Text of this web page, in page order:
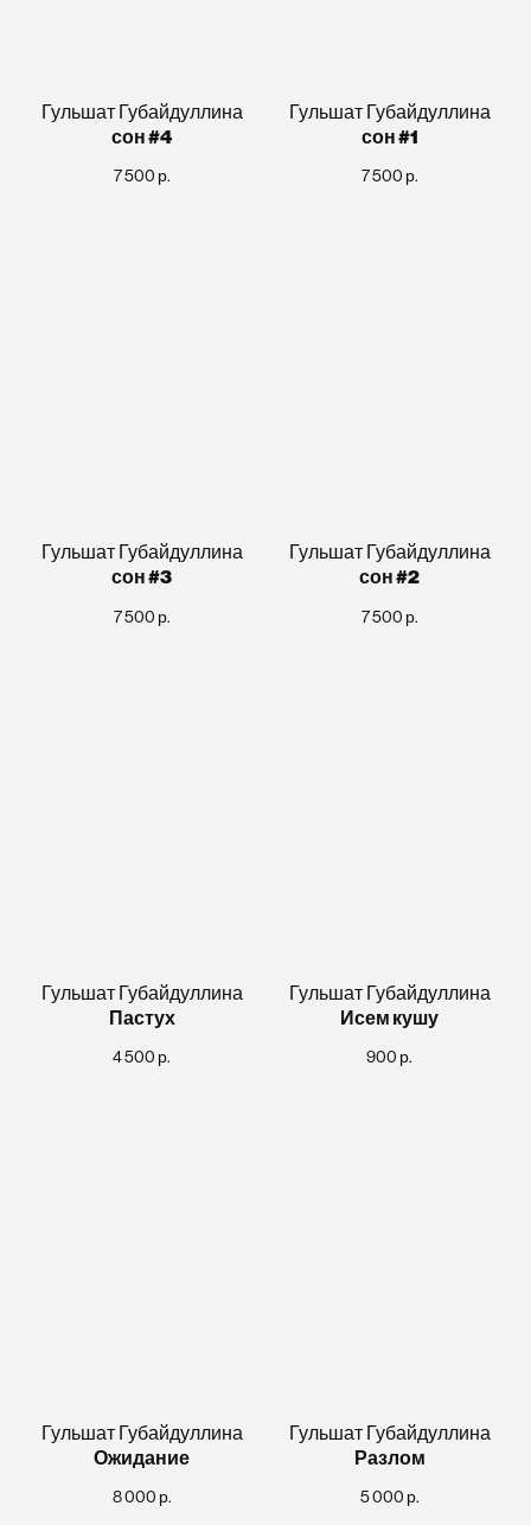
Гульшат Губайдуллина
сон #4
7 500 р.
Гульшат Губайдуллина
сон #1
7 500 р.
Гульшат Губайдуллина
сон #3
7 500 р.
Гульшат Губайдуллина
сон #2
7 500 р.
Гульшат Губайдуллина
Пастух
4 500 р.
Гульшат Губайдуллина
Исем кушу
900 р.
Гульшат Губайдуллина
Ожидание
8 000 р.
Гульшат Губайдуллина
Разлом
5 000 р.